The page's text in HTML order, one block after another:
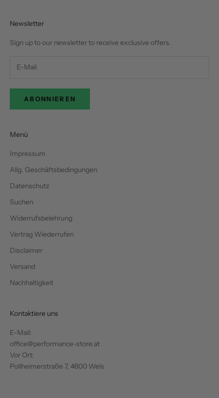
Newsletter
Sign up to our newsletter to receive exclusive offers.
ABONNIEREN
Menü
Impressum
Allg. Geschäftsbedingungen
Datenschutz
Suchen
Widerrufsbelehrung
Vertrag Wiederrufen
Disclaimer
Versand
Nachhaltigkeit
Kontaktiere uns
E-Mail:
office@performance-store.at
Vor Ort:
Pollheimerstraße 7, 4600 Wels